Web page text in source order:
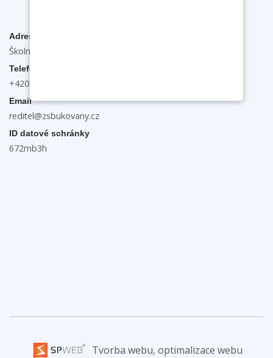
Adresa
Školní 132, 696 31 Bukovany
Telefon
+420 603 474 889
Email
reditel@zsbukovany.cz
ID datové schránky
672mb3h
Tvorba webu, optimalizace webu